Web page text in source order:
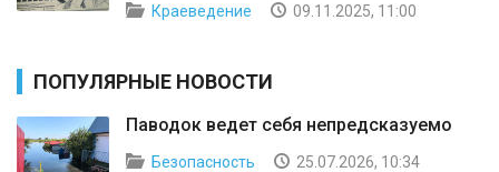
Краеведение 09.11.2025, 11:00
ПОПУЛЯРНЫЕ НОВОСТИ
Паводок ведет себя непредсказуемо
Безопасность 25.07.2026, 10:34